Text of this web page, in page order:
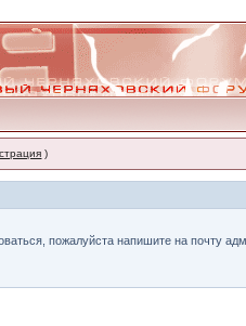
)
пожалуйста напишите на почту